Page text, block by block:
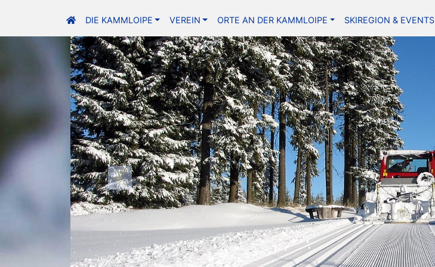
DIE KAMMLOIPE VEREIN ORTE AN DER KAMMLOIPE SKIREGION & EVENTS
Previous